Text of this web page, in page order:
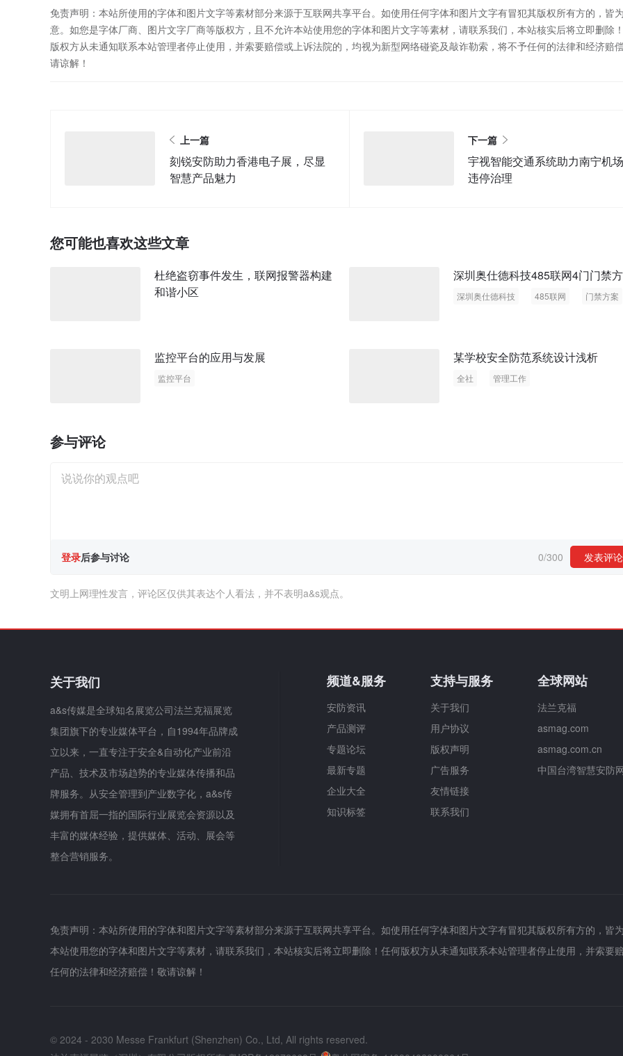
免责声明：本站所使用的字体和图片文字等素材部分来源于互联网共享平台。如使用任何字体和图片文字有冒犯其版权所有方的，皆
意。如您是字体厂商、图片文字厂商等版权方，且不允许本站使用您的字体和图片文字等素材，请联系我们，本站核实后将立即删除
版权方从未通知联系本站管理者停止使用，并索要赔偿或上诉法院的，均视为新型网络碰瓷及敲诈勒索，将不予任何的法律和经济赔
请谅解！
上一篇
刻锐安防助力香港电子展，尽显
智慧产品魅力
下一篇
宇视智能交通系统助力南宁机场
违停治理
您可能也喜欢这些文章
杜绝盗窃事件发生，联网报警器构建
和谐小区
深圳奥仕德科技485联网4门门禁
深圳奥仕德科技 485联网 门禁方案
监控平台的应用与发展
监控平台
某学校安全防范系统设计浅析
全社 管理工作
参与评论
登录后参与讨论 0/300 发表评论
文明上网理性发言，评论区仅供其表达个人看法，并不表明a&s观点。
关于我们
a&s传媒是全球知名展览公司法兰克福展览
集团旗下的专业媒体平台，自1994年品牌成
立以来，一直专注于安全&自动化产业前沿
产品、技术及市场趋势的专业媒体传播和品
牌服务。从安全管理到产业数字化，a&s传
媒拥有首屈一指的国际行业展览会资源以及
丰富的媒体经验，提供媒体、活动、展会等
整合营销服务。
频道&服务
安防资讯
产品测评
专题论坛
最新专题
企业大全
知识标签
支持与服务
关于我们
用户协议
版权声明
广告服务
友情链接
联系我们
全球网站
法兰克福
asmag.com
asmag.com.cn
中国台湾智慧安防
免责声明：本站所使用的字体和图片文字等素材部分来源于互联网共享平台。如使用任何字体和图片文字有冒犯其版权所有方的，
本站使用您的字体和图片文字等素材，请联系我们，本站核实后将立即删除！任何版权方从未通知联系本站管理者停止使用，并索
任何的法律和经济赔偿！敬请谅解！
© 2024 - 2030 Messe Frankfurt (Shenzhen) Co., Ltd, All rights reserved.